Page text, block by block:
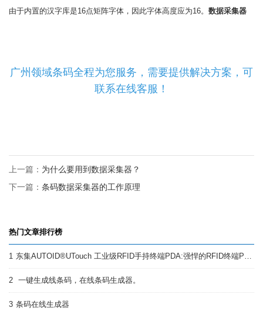
由于内置的汉字库是16点矩阵字体，因此字体高度应为16。 数据采集器
广州领域条码全程为您服务，需要提供解决方案，可
联系在线客服！
上一篇： 为什么要用到数据采集器？
下一篇： 条码数据采集器的工作原理
热门文章排行榜
1 东集AUTOID®UTouch 工业级RFID手持终端PDA:强悍的RFID终端PDA
2 一键生成线条码，在线条码生成器。
3 条码在线生成器